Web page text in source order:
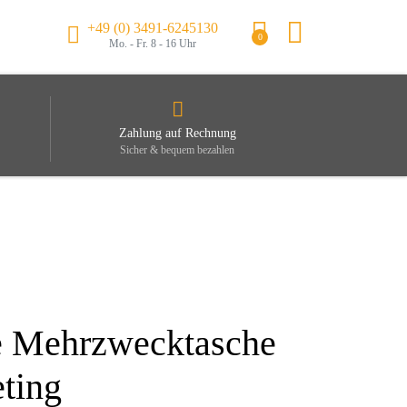
+49 (0) 3491-6245130
Mo. - Fr. 8 - 16 Uhr
0
Zahlung auf Rechnung
Sicher & bequem bezahlen
Mehrzwecktasche